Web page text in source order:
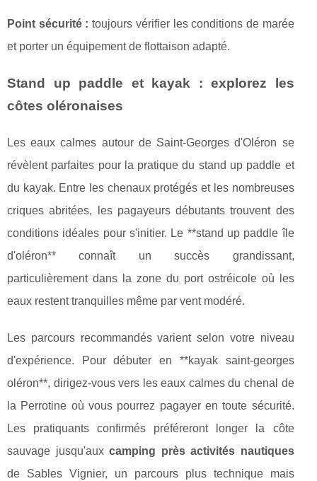
Point sécurité : toujours vérifier les conditions de marée
et porter un équipement de flottaison adapté.
Stand up paddle et kayak : explorez les
côtes oléronaises
Les eaux calmes autour de Saint-Georges d'Oléron se
révèlent parfaites pour la pratique du stand up paddle et
du kayak. Entre les chenaux protégés et les nombreuses
criques abritées, les pagayeurs débutants trouvent des
conditions idéales pour s'initier. Le **stand up paddle île
d'oléron** connaît un succès grandissant,
particulièrement dans la zone du port ostréicole où les
eaux restent tranquilles même par vent modéré.
Les parcours recommandés varient selon votre niveau
d'expérience. Pour débuter en **kayak saint-georges
oléron**, dirigez-vous vers les eaux calmes du chenal de
la Perrotine où vous pourrez pagayer en toute sécurité.
Les pratiquants confirmés préféreront longer la côte
sauvage jusqu'auxcamping près activités nautiques
de Sables Vignier, un parcours plus technique mais